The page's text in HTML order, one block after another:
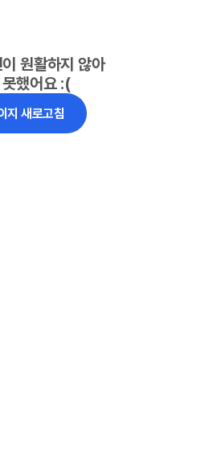
원활하지 않아
했어요 :(
지 새로고침